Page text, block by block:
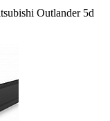
Outlander 5d